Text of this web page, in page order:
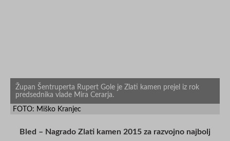
Župan Šentruperta Rupert Gole je Zlati kamen prejel iz rok
predsednika vlade Mira Cerarja.
FOTO: Miško Kranjec
Bled – Nagrado Zlati kamen 2015 za razvojno najbolj